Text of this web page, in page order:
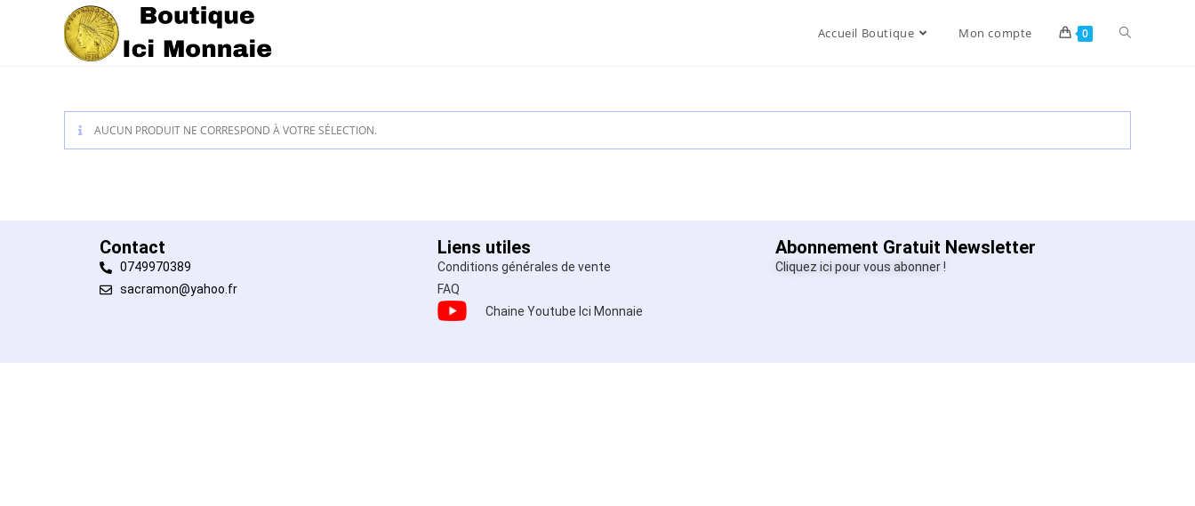
Accueil Boutique Mon compte 0
AUCUN PRODUIT NE CORRESPOND À VOTRE SÉLECTION.
Contact
0749970389
sacramon@yahoo.fr
Liens utiles
Conditions générales de vente
FAQ
Chaine Youtube Ici Monnaie
Abonnement Gratuit Newsletter
Cliquez ici pour vous abonner !